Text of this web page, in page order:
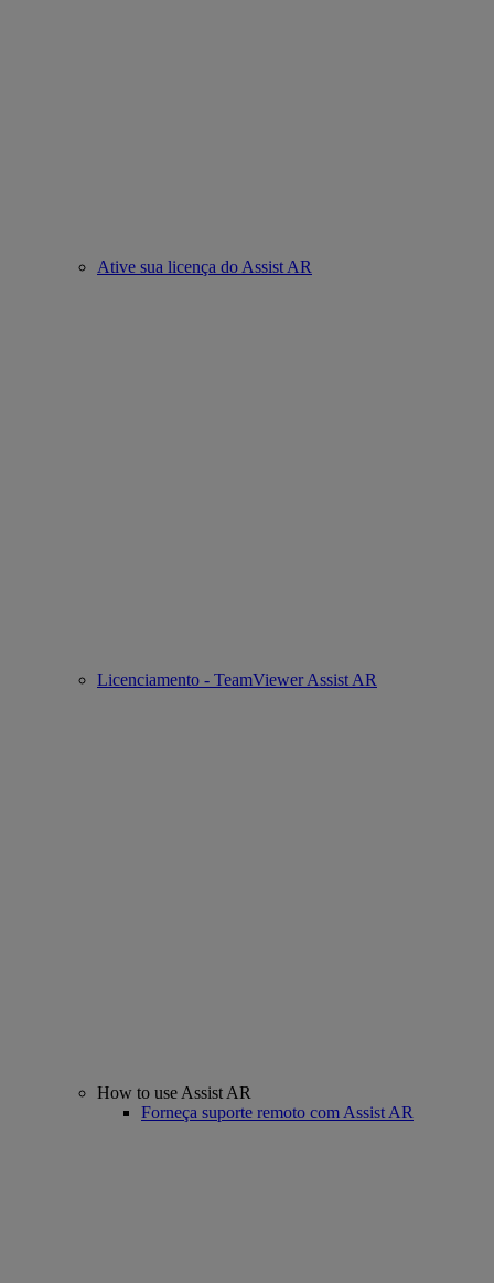
Ative sua licença do Assist AR
Licenciamento - TeamViewer Assist AR
How to use Assist AR
Forneça suporte remoto com Assist AR